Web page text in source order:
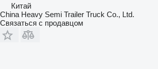
Китай
China Heavy Semi Trailer Truck Co., Ltd.
Связаться с продавцом